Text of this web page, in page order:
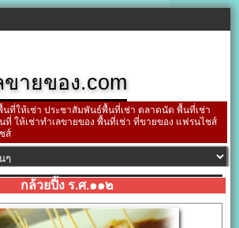
ขายของ.com
นที่ให้เช่า ประชาสัมพันธ์พื้นที่เช่า ตลาดนัด พื้นที่เช่า
ให้เช่าทำเลขายของ พื้นที่เช่า ที่ขายของ แฟรนไชส์
ส์
กล้วยปิ้ง ร.ศ.๑๑๒